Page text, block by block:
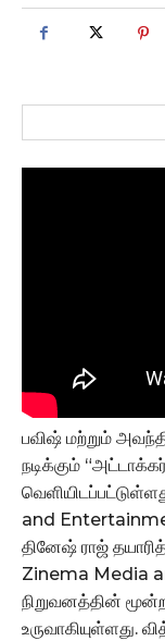
பவிஷ் மற்றும்
நடிக்கும்
and
தினேஷ் ராஜ்
Zinema Media
நிறுவனத்தின்
உருவாகியுள்ளது.